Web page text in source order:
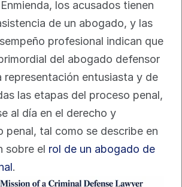
los acusados tienen
de un abogado, y las
profesional indican que
del abogado defensor
representación entusiasta y de
las etapas del proceso penal,
al día en el derecho y
penal, tal como se describe en
sobre el rol de un abogado de
.